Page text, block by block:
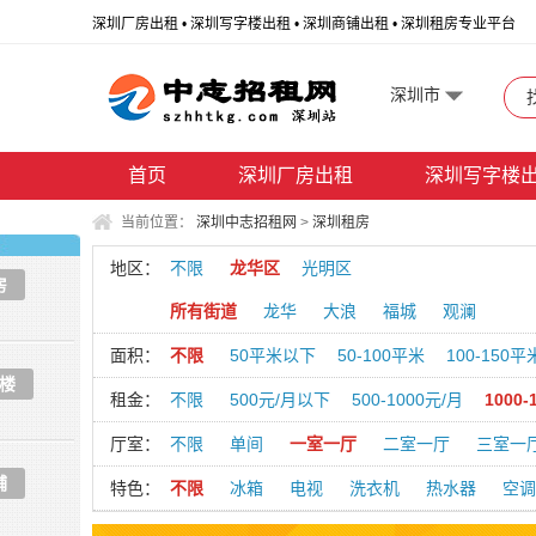
深圳厂房出租 • 深圳写字楼出租 • 深圳商铺出租 • 深圳租房专业平台
深圳市
首页 深圳厂房出租 深圳写字楼
当前位置： 深圳中志招租网 > 深圳租房
地区： 不限 龙华区 光明区
所有街道 龙华 大浪 福城 观澜
面积： 不限 50平米以下 50-100平米 100-150平
租金： 不限 500元/月以下 500-1000元/月 1000-
厅室： 不限 单间 一室一厅 二室一厅 三室一
特色： 不限 冰箱 电视 洗衣机 热水器 空调